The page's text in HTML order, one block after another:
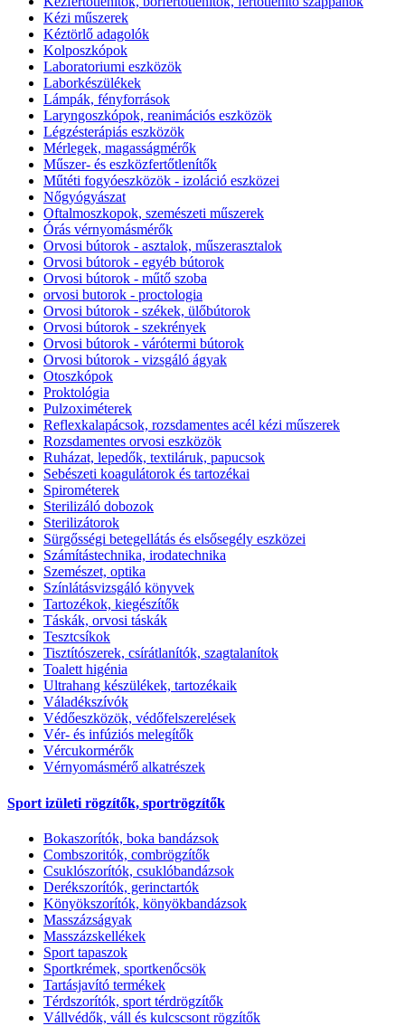
Kézi műszerek
Kéztörlő adagolók
Kolposzkópok
Laboratoriumi eszközök
Laborkészülékek
Lámpák, fényforrások
Laryngoszkópok, reanimációs eszközök
Légzésterápiás eszközök
Mérlegek, magasságmérők
Műszer- és eszközfertőtlenítők
Műtéti fogyóeszközök - izoláció eszközei
Nőgyógyászat
Oftalmoszkopok, szemészeti műszerek
Órás vérnyomásmérők
Orvosi bútorok - asztalok, műszerasztalok
Orvosi bútorok - egyéb bútorok
Orvosi bútorok - műtő szoba
orvosi butorok - proctologia
Orvosi bútorok - székek, ülőbútorok
Orvosi bútorok - szekrények
Orvosi bútorok - várótermi bútorok
Orvosi bútorok - vizsgáló ágyak
Otoszkópok
Proktológia
Pulzoximéterek
Reflexkalapácsok, rozsdamentes acél kézi műszerek
Rozsdamentes orvosi eszközök
Ruházat, lepedők, textiláruk, papucsok
Sebészeti koagulátorok és tartozékai
Spirométerek
Sterilizáló dobozok
Sterilizátorok
Sürgősségi betegellátás és elsősegély eszközei
Számítástechnika, irodatechnika
Szemészet, optika
Színlátásvizsgáló könyvek
Tartozékok, kiegészítők
Táskák, orvosi táskák
Tesztcsíkok
Tisztítószerek, csírátlanítók, szagtalanítok
Toalett higénia
Ultrahang készülékek, tartozékaik
Váladékszívók
Védőeszközök, védőfelszerelések
Vér- és infúziós melegítők
Vércukormérők
Vérnyomásmérő alkatrészek
Sport izületi rögzítők, sportrögzítők
Bokaszorítók, boka bandázsok
Combszoritók, combrögzítők
Csuklószorítók, csuklóbandázsok
Derékszorítók, gerinctartók
Könyökszorítók, könyökbandázsok
Masszázságyak
Masszázskellékek
Sport tapaszok
Sportkrémek, sportkenőcsök
Tartásjavító termékek
Térdszorítók, sport térdrögzítők
Vállvédők, váll és kulcscsont rögzítők